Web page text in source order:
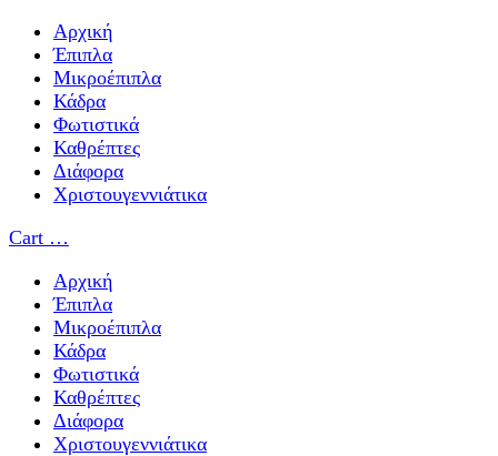
Αρχική
Έπιπλα
Μικροέπιπλα
Κάδρα
Φωτιστικά
Καθρέπτες
Διάφορα
Χριστουγεννιάτικα
Cart …
Αρχική
Έπιπλα
Μικροέπιπλα
Κάδρα
Φωτιστικά
Καθρέπτες
Διάφορα
Χριστουγεννιάτικα